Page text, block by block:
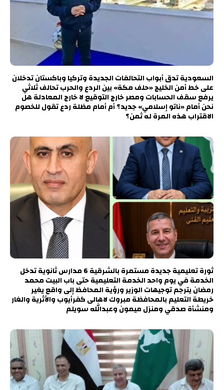
السعودية تدق أبواب التحالفات الجديدة وتركيا وباكستان تدخلان
على خط أمن الخليج «حلف مكة» بين الردع والحرب تحالف ثلاثي
يرفع سقف الحسابات ومصر خارج التوقيع لا خارج المعادلة هل
نحن أمام «ناتو إسلامي» جديد؟ أم أمام مظلة ردع تقول للخصوم
الاقتراب هذه المرة له ثمن؟
ثورة تعليمية جديدة مستمرة بالشرقية 6 مدارس ثانوية تدخل
الخدمة في يوم واحد الخدمة التعليمية حتى باب البيت محمد
رمضان يترجم توجيهات الوزير ورؤية المحافظ إلى واقع يغير
خريطة التعليم بالمحافظة مبروك لاهالى كفرأيوب والأثرية والغار
ومنشأة صدقي ومنزل ميمون وعبدالله سويلم